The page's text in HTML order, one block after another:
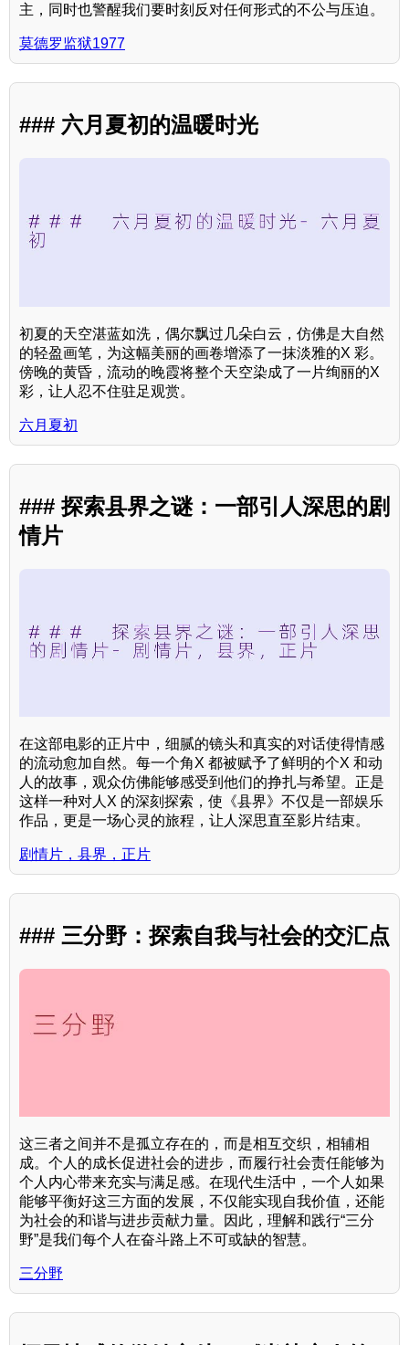
主，同时也警醒我们要时刻反对任何形式的不公与压迫。
莫德罗监狱1977
### 六月夏初的温暖时光
初夏的天空湛蓝如洗，偶尔飘过几朵白云，仿佛是大自然
的轻盈画笔，为这幅美丽的画卷增添了一抹淡雅的X 彩。
傍晚的黄昏，流动的晚霞将整个天空染成了一片绚丽的X
彩，让人忍不住驻足观赏。
六月夏初
### 探索县界之谜：一部引人深思的剧
情片
在这部电影的正片中，细腻的镜头和真实的对话使得情感
的流动愈加自然。每一个角X 都被赋予了鲜明的个X 和动
人的故事，观众仿佛能够感受到他们的挣扎与希望。正是
这样一种对人X 的深刻探索，使《县界》不仅是一部娱乐
作品，更是一场心灵的旅程，让人深思直至影片结束。
剧情片，县界，正片
### 三分野：探索自我与社会的交汇点
这三者之间并不是孤立存在的，而是相互交织，相辅相
成。个人的成长促进社会的进步，而履行社会责任能够为
个人内心带来充实与满足感。在现代生活中，一个人如果
能够平衡好这三方面的发展，不仅能实现自我价值，还能
为社会的和谐与进步贡献力量。因此，理解和践行“三分
野”是我们每个人在奋斗路上不可或缺的智慧。
三分野